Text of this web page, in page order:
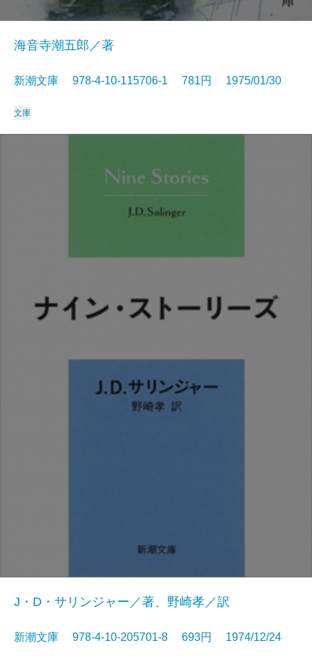
海音寺潮五郎／著
新潮文庫 978-4-10-115706-1 781円 1975/01/30
文庫
J・D・サリンジャー／著、野崎孝／訳
新潮文庫 978-4-10-205701-8 693円 1974/12/24